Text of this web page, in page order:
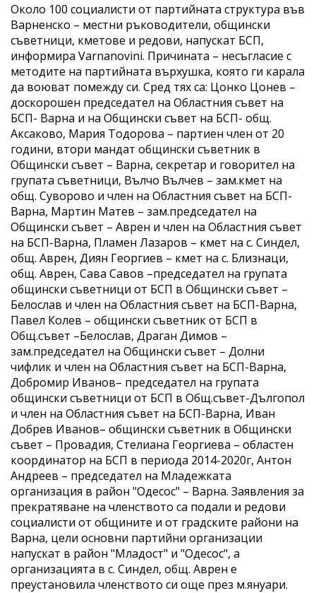
Около 100 социалисти от партийната структура във
Варненско – местни ръководители, общински
съветници, кметове и редови, напускат БСП,
информира Varnanovini. Причината – несъгласие с
методите на партийната върхушка, която ги карала
да воюват помежду си. Сред тях са: Цонко Цонев –
доскорошен председател на Областния съвет на
БСП- Варна и на Общински съвет на БСП- общ.
Аксаково, Мария Тодорова – партиен член от 20
години, втори мандат общински съветник в
Общински съвет – Варна, секретар и говорител на
групата съветници, Вълчо Вълчев – зам.кмет на
общ. Суворово и член на Областния съвет на БСП-
Варна, Мартин Матев – зам.председател на
Общински съвет – Аврен и член на Областния съвет
на БСП-Варна, Пламен Лазаров – кмет на с. Синдел,
общ. Аврен, Диян Георгиев – кмет на с. Близнаци,
общ. Аврен, Сава Савов –председател на групата
общински съветници от БСП в Общински съвет –
Белослав и член на Областния съвет на БСП-Варна,
Павел Колев – общински съветник от БСП в
Общ.съвет –Белослав, Драган Димов –
зам.председател на Общински съвет – Долни
чифлик и член на Областния съвет на БСП-Варна,
Добромир Иванов– председател на групата
общински съветници от БСП в Общ.съвет-Дългопол
и член на Областния съвет на БСП-Варна, Иван
Добрев Иванов– общински съветник в Общински
съвет – Провадия, Стелиана Георгиева – областен
координатор на БСП в периода 2014-2020г, Антон
Андреев – председател на Младежката
организация в район "Одесос" – Варна. Заявления за
прекратяване на членството са подали и редови
социалисти от общините и от градските райони на
Варна, цели основни партийни организации
напускат в район "Младост" и "Одесос", а
организацията в с. Синдел, общ. Аврен е
преустановила членството си още през м.януари.